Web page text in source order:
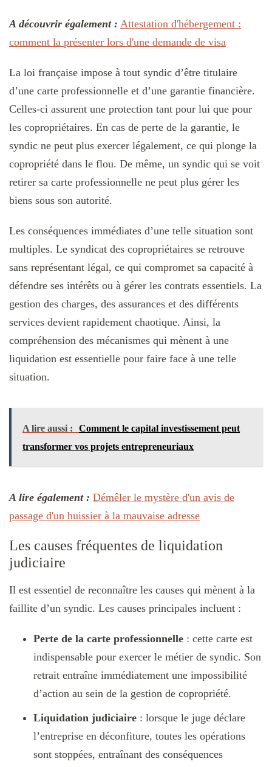
A découvrir également : Attestation d'hébergement :
comment la présenter lors d'une demande de visa
La loi française impose à tout syndic d’être titulaire
d’une carte professionnelle et d’une garantie financière.
Celles-ci assurent une protection tant pour lui que pour
les copropriétaires. En cas de perte de la garantie, le
syndic ne peut plus exercer légalement, ce qui plonge la
copropriété dans le flou. De même, un syndic qui se voit
retirer sa carte professionnelle ne peut plus gérer les
biens sous son autorité.
Les conséquences immédiates d’une telle situation sont
multiples. Le syndicat des copropriétaires se retrouve
sans représentant légal, ce qui compromet sa capacité à
défendre ses intérêts ou à gérer les contrats essentiels. La
gestion des charges, des assurances et des différents
services devient rapidement chaotique. Ainsi, la
compréhension des mécanismes qui mènent à une
liquidation est essentielle pour faire face à une telle
situation.
A lire aussi :
Comment le capital investissement peut
transformer vos projets entrepreneuriaux
A lire également : Démêler le mystère d'un avis de
passage d'un huissier à la mauvaise adresse
Les causes fréquentes de liquidation
judiciaire
Il est essentiel de reconnaître les causes qui mènent à la
faillite d’un syndic. Les causes principales incluent :
Perte de la carte professionnelle : cette carte est
indispensable pour exercer le métier de syndic. Son
retrait entraîne immédiatement une impossibilité
d’action au sein de la gestion de copropriété.
Liquidation judiciaire : lorsque le juge déclare
l’entreprise en déconfiture, toutes les opérations
sont stoppées, entraînant des conséquences